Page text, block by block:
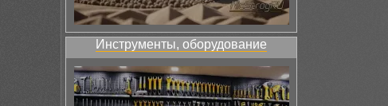
Инструменты, оборудование